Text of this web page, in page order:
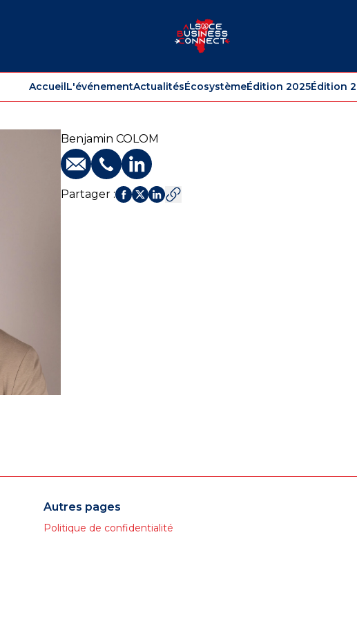
AccueilL'événementActualitésÉcosystèmeÉdition 2025Édition
Benjamin COLOM
E-mailTéléphoneProfil LinkedIn
Partager :
Autres pages
Politique de confidentialité